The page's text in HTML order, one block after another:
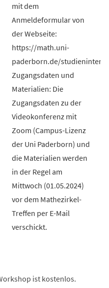
mit dem
Anmeldeformular von
der Webseite:
https://math.uni-
paderborn.de/
Zugangsdaten und
Materialien: Die
Zugangsdaten zu der
Videokonferenz mit
Zoom (Campus-Lizenz
der Uni Paderborn) und
die Materialien werden
in der Regel am
Mittwoch (01.05.2024)
vor dem Mathezirkel-
Treffen per E-Mail
verschickt.
ist kostenlos.